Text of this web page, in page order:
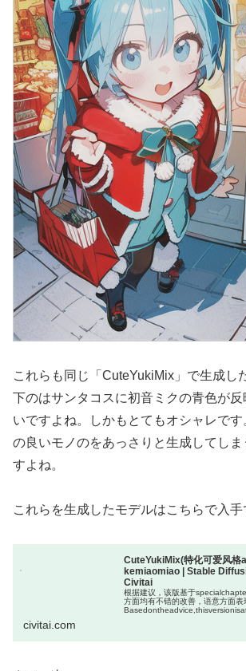
これらも同じ「CuteYukiMix」で生成し
下のはサンタコスに初音ミクの青色が
いですよね。しかもとてもオシャレで
の良いモノのをあっさりと生成してし
すよね。
これらを生成したモデルはこちらで入手
CuteYukiMix(特化可爱风
kemiaomiao | Stable
Civitai
根据建议，该版基于
方面均有不错的改善，语意方面表
civitai.com